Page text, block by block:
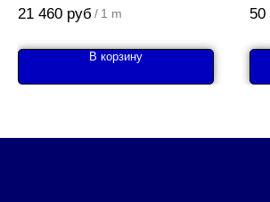
21 460 руб / 1 m
В корзину
50